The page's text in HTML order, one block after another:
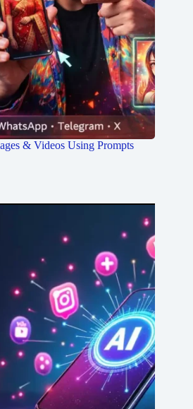
& Videos Using Prompts